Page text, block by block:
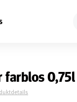
farblos 0,75l